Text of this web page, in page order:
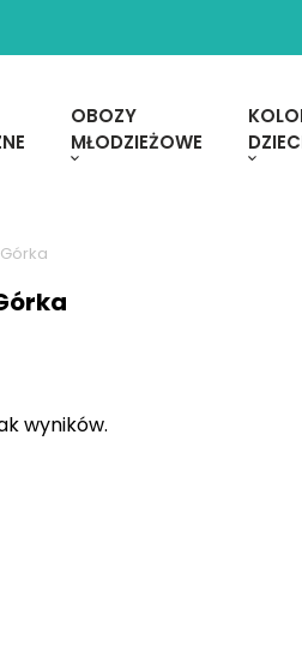
OBOZY
MŁODZIEŻOWE
wyników.